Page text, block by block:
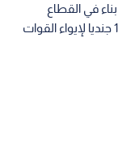
في القطاع
الـمنكوب، لإنشاء قاعدة عسكرية بدائية تسع 150 جنديا لإيواء القوات